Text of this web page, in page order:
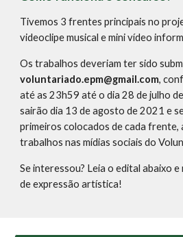
Tivemos 3 frentes principais no
videoclipe musical e mini vídeo
voluntariado.epm@gmail.com,
até as 23h59 até o dia 28 de julho
sairão dia 13 de agosto de 2021 e
primeiros colocados de cada frente,
trabalhos nas mídias sociais do
Se interessou? Leia o edital abaixo
de expressão artística!